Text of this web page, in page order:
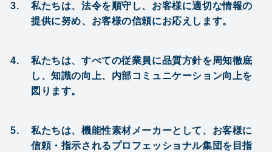
営
03-
3433-
8068
私たちは、法令を順守し、お客様に適切な情報の
提供に努め、お客様の信頼にお応えします。
私たちは、すべての従業員に品質方針を周知徹底
し、知識の向上、内部コミュニケーション向上を
図ります。
私たちは、機能性素材メーカーとして、お客様に
信頼・指示されるプロフェッショナル集団を目指